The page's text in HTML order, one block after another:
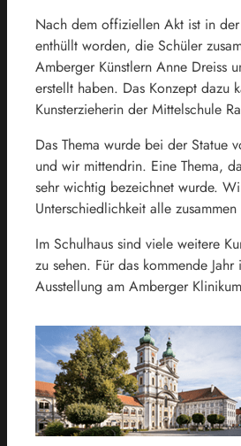
Nach dem offiziellen Akt ist in
enthüllt worden, die Schüler
Amberger Künstlern Anne Dreiss
erstellt haben. Das Konzept dazu
Kunsterzieherin der Mittelschule
Das Thema wurde bei der Statue
und wir mittendrin. Eine Thema,
sehr wichtig bezeichnet wurde.
Unterschiedlichkeit alle
Im Schulhaus sind viele weitere
zu sehen. Für das kommende
Ausstellung am Amberger